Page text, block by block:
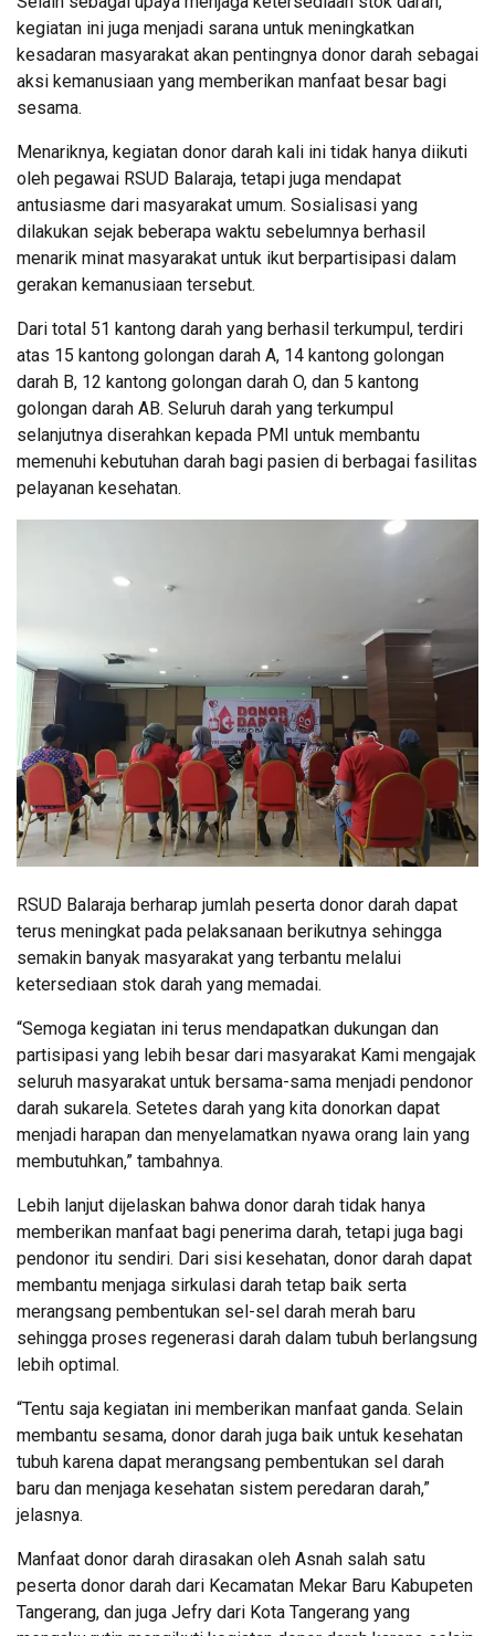
kegiatan ini juga menjadi sarana untuk meningkatkan
kesadaran masyarakat akan pentingnya donor darah sebagai
aksi kemanusiaan yang memberikan manfaat besar bagi
sesama.
Menariknya, kegiatan donor darah kali ini tidak hanya diikuti
oleh pegawai RSUD Balaraja, tetapi juga mendapat
antusiasme dari masyarakat umum. Sosialisasi yang
dilakukan sejak beberapa waktu sebelumnya berhasil
menarik minat masyarakat untuk ikut berpartisipasi dalam
gerakan kemanusiaan tersebut.
Dari total 51 kantong darah yang berhasil terkumpul, terdiri
atas 15 kantong golongan darah A, 14 kantong golongan
darah B, 12 kantong golongan darah O, dan 5 kantong
golongan darah AB. Seluruh darah yang terkumpul
selanjutnya diserahkan kepada PMI untuk membantu
memenuhi kebutuhan darah bagi pasien di berbagai fasilitas
pelayanan kesehatan.
RSUD Balaraja berharap jumlah peserta donor darah dapat
terus meningkat pada pelaksanaan berikutnya sehingga
semakin banyak masyarakat yang terbantu melalui
ketersediaan stok darah yang memadai.
“Semoga kegiatan ini terus mendapatkan dukungan dan
partisipasi yang lebih besar dari masyarakat Kami mengajak
seluruh masyarakat untuk bersama-sama menjadi pendonor
darah sukarela. Setetes darah yang kita donorkan dapat
menjadi harapan dan menyelamatkan nyawa orang lain yang
membutuhkan,” tambahnya.
Lebih lanjut dijelaskan bahwa donor darah tidak hanya
memberikan manfaat bagi penerima darah, tetapi juga bagi
pendonor itu sendiri. Dari sisi kesehatan, donor darah dapat
membantu menjaga sirkulasi darah tetap baik serta
merangsang pembentukan sel-sel darah merah baru
sehingga proses regenerasi darah dalam tubuh berlangsung
lebih optimal.
“Tentu saja kegiatan ini memberikan manfaat ganda. Selain
membantu sesama, donor darah juga baik untuk kesehatan
tubuh karena dapat merangsang pembentukan sel darah
baru dan menjaga kesehatan sistem peredaran darah,”
jelasnya.
Manfaat donor darah dirasakan oleh Asnah salah satu
peserta donor darah dari Kecamatan Mekar Baru Kabupeten
Tangerang, dan juga Jefry dari Kota Tangerang yang